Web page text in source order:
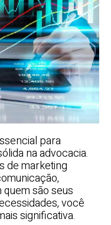
para
na advocacia.
de marketing
são seus
você
significativa.